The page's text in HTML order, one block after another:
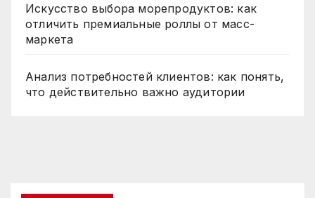
Искусство выбора морепродуктов: как
отличить премиальные роллы от масс-
маркета
Анализ потребностей клиентов: как понять,
что действительно важно аудитории